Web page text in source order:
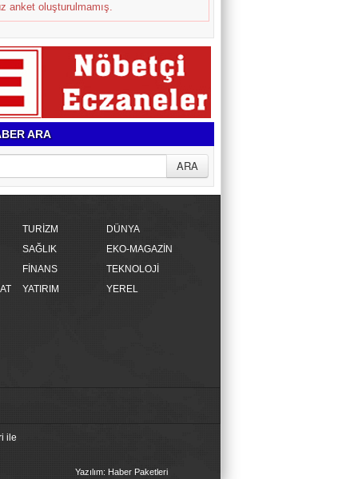
anket oluşturulmamış.
ARA
TURİZM
DÜNYA
SAĞLIK
EKO-MAGAZİN
FİNANS
TEKNOLOJİ
YATIRIM YEREL
ile
Yazılım: Haber Paketleri